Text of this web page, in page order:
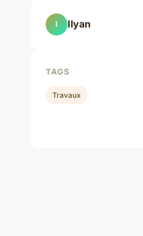
I Ilyan
TAGS
Travaux